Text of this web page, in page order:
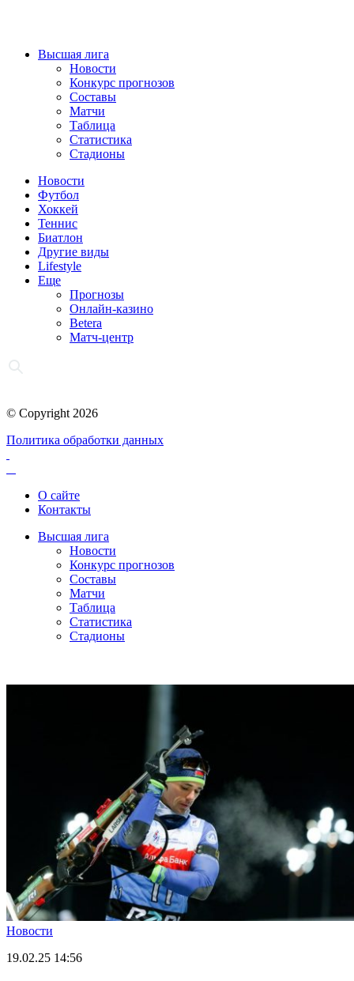
Высшая лига
Новости
Конкурс прогнозов
Составы
Матчи
Таблица
Статистика
Стадионы
Новости
Футбол
Хоккей
Теннис
Биатлон
Другие виды
Lifestyle
Еще
Прогнозы
Онлайн-казино
Betera
Матч-центр
© Copyright 2026
Политика обработки данных
О сайте
Контакты
Высшая лига
Новости
Конкурс прогнозов
Составы
Матчи
Таблица
Статистика
Стадионы
Новости
19.02.25 14:56